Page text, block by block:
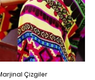
Çizgiler